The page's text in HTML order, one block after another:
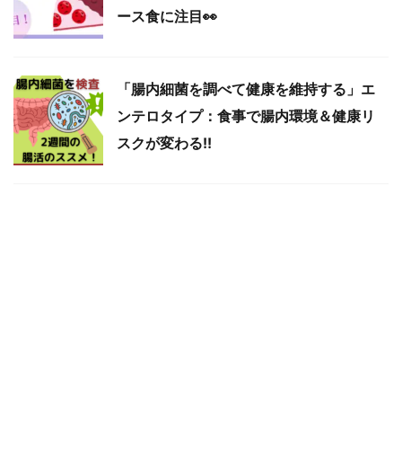
ース食に注目👀
「腸内細菌を調べて健康を維持する」エ
ンテロタイプ：食事で腸内環境＆健康リ
スクが変わる!!